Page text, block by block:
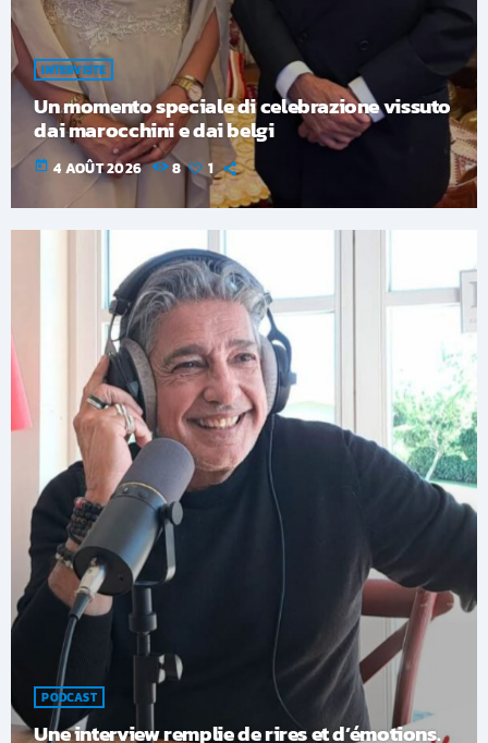
INTERVISTE
Un momento speciale di celebrazione vissuto
dai marocchini e dai belgi
today 4 AOÛT 2026 8 1
PODCAST
Une interview remplie de rires et d’émotions.